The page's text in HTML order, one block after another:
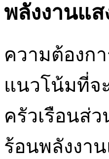
พลังงานแ
ความต้องก
แนวโน้มที่จ
ครัวเรือนส่
ร้อนพลังงา